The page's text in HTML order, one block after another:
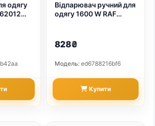
одягу
Відпарювач ручний для
одягу 1600 W RAF
828₴
Модель: ed6788216bf6
Купити